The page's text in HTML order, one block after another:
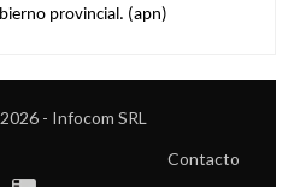
provincial. (apn)
- Infocom SRL
Contacto